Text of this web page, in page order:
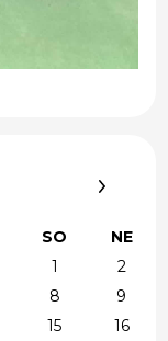
SO
NE
1
2
8
9
15
16